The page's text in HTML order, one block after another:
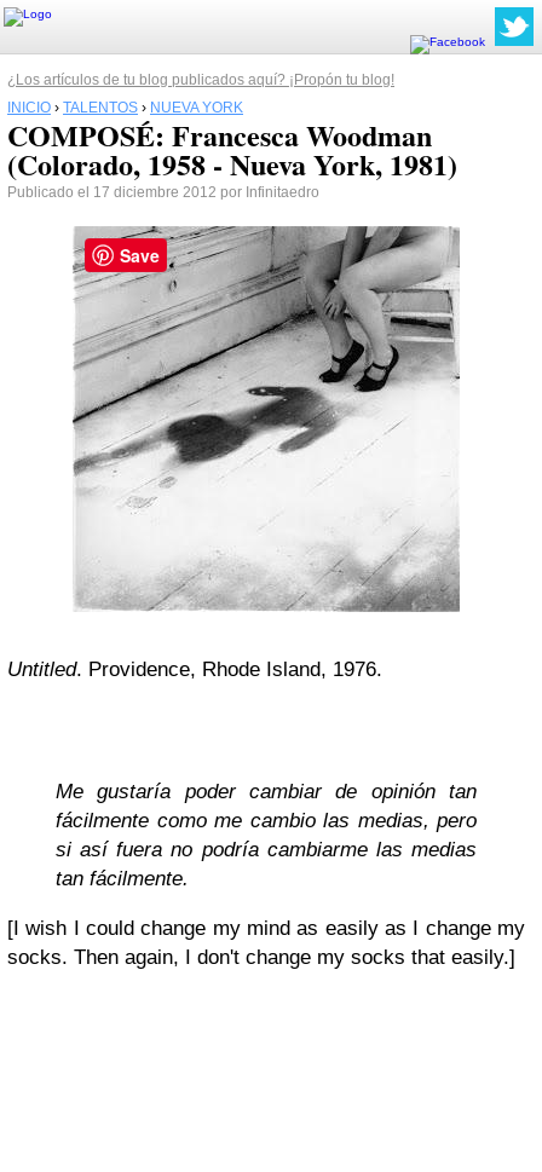
¿Los artículos de tu blog publicados aquí? ¡Propón tu blog!
INICIO › TALENTOS › NUEVA YORK
COMPOSÉ: Francesca Woodman
(Colorado, 1958 - Nueva York, 1981)
Publicado el 17 diciembre 2012 por Infinitaedro
Untitled. Providence, Rhode Island, 1976.
Me gustaría poder cambiar de opinión tan
fácilmente como me cambio las medias, pero
si así fuera no podría cambiarme las medias
tan fácilmente.
[I wish I could change my mind as easily as I change my
socks. Then again, I don't change my socks that easily.]
Save